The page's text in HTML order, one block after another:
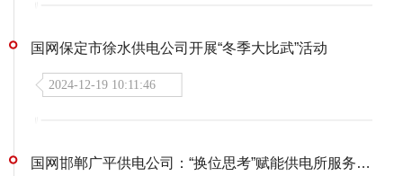
国网保定市徐水供电公司开展“冬季大比武”活动
2024-12-19 10:11:46
国网邯郸广平供电公司：“换位思考”赋能供电所服务品质提升